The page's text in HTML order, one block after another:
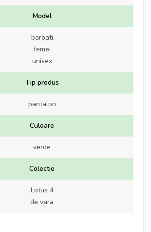
Model
barbati
femei
unisex
Tip produs
pantalon
Culoare
verde
Colectie
Lotus 4
de vara